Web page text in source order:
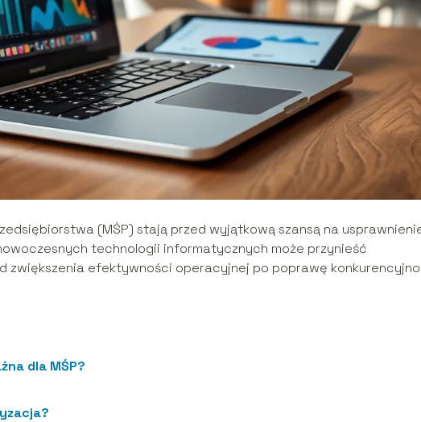
(MŚP) stają przed wyjątkową szansą na
technologii informatycznych może przynieść
zwiększenia efektywności operacyjnej po poprawę
dla MŚP?